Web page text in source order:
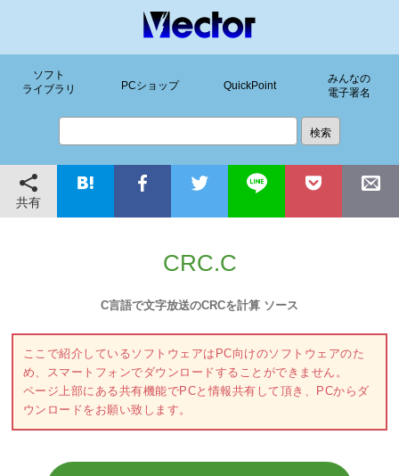
ソフト
ライブラリ
PCショップ QuickPoint
みんなの
電子署名
共有
CRC.C
C言語で文字放送のCRCを計算 ソース
ここで紹介しているソフトウェアはPC向けのソフトウェアのた
め、スマートフォンでダウンロードすることができません。
ページ上部にある共有機能でPCと情報共有して頂き、PCからダ
ウンロードをお願い致します。